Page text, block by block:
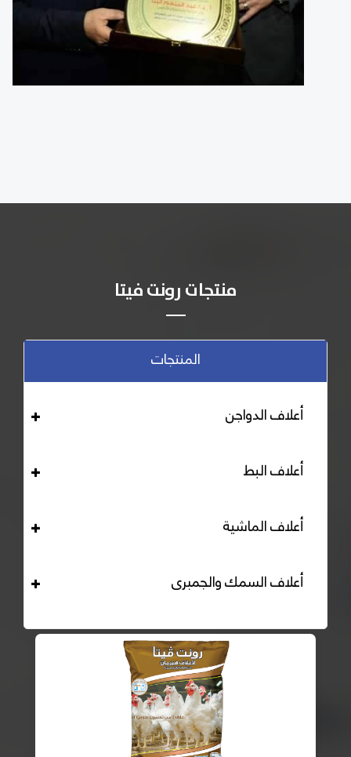
منتجات رونت فيتا
المنتجات
أعلاف الدواجن
أعلاف البط
أعلاف الماشية
أعلاف السمك والجمبرى